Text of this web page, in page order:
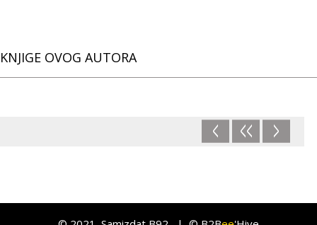
KNJIGE OVOG AUTORA
< << >